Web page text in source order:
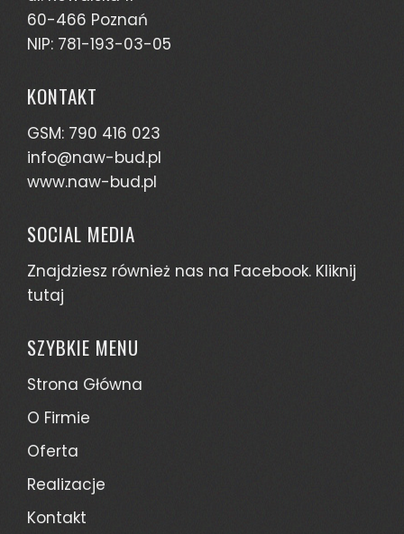
60-466 Poznań
NIP: 781-193-03-05
KONTAKT
GSM: 790 416 023
info@naw-bud.pl
www.naw-bud.pl
SOCIAL MEDIA
Znajdziesz również nas na Facebook. Kliknij
tutaj
SZYBKIE MENU
Strona Główna
O Firmie
Oferta
Realizacje
Kontakt